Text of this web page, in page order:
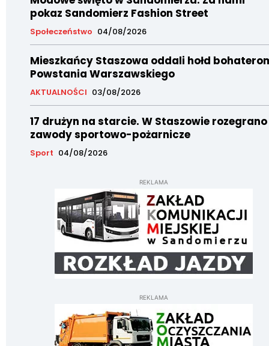
pokaz Sandomierz Fashion Street
Społeczeństwo 04/08/2026
Mieszkańcy Staszowa oddali hołd
Powstania Warszawskiego
AKTUALNOŚCI 03/08/2026
17 drużyn na starcie. W Staszowie rozegrano
zawody sportowo-pożarnicze
Sport 04/08/2026
REKLAMA
REKLAMA